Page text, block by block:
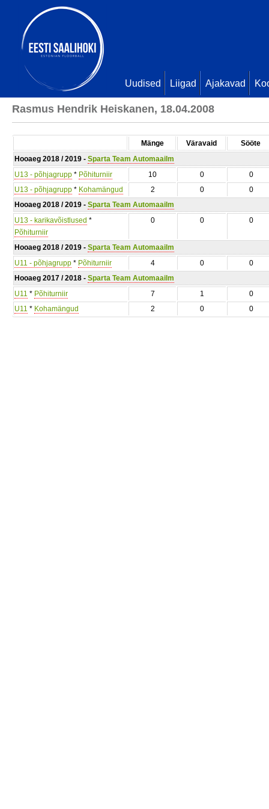
Uudised Liigad Ajakavad
Rasmus Hendrik Heiskanen, 18.04.2008
Mänge Väravaid
Sööte
Hooaeg 2018 / 2019 - Sparta Team Automaailm
U13 - põhjagrupp * Põhiturniir 10 0
0
U13 - põhjagrupp * Kohamängud 2 0
0
Hooaeg 2018 / 2019 - Sparta Team Automaailm
U13 - karikavõistlused *
Põhiturniir
0 0 0
Hooaeg 2018 / 2019 - Sparta Team Automaailm
U11 - põhjagrupp * Põhiturniir 4 0
0
Hooaeg 2017 / 2018 - Sparta Team Automaailm
U11 * Põhiturniir 7 1
0
U11 * Kohamängud 2 0 0